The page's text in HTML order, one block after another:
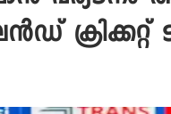
ക്രിക്കറ്റ്